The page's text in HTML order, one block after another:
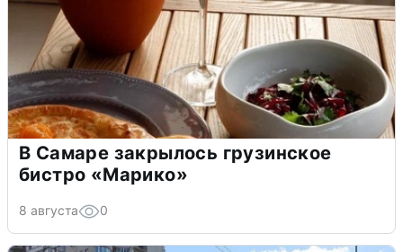
В Самаре закрылось грузинское
бистро «Марико»
8 августа 0